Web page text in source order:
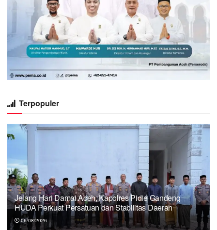
Terpopuler
Jelang Hari Damai Aceh, Kapolres Pidie Gandeng
HUDA Perkuat Persatuan dan Stabilitas Daerah
06/08/2026